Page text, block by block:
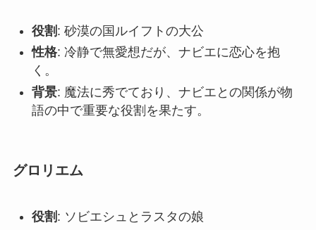
役割 : 砂漠の国ルイフトの大公
性格: 冷静で無愛想だが、ナビエに恋心を抱
く。
背景: 魔法に秀でており、ナビエとの関係が物
語の中で重要な役割を果たす。
グロリエム
役割 : ソビエシュとラスタの娘